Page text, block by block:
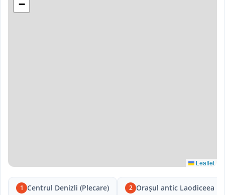
−
Leaflet
1 Centrul Denizli (Plecare) 2 Orașul antic Laodiceea